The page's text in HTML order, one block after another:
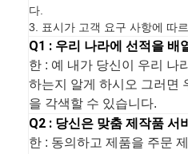
다.
3. 표시가 고객 요구 사항에 따
Q1 : 우리 나라에 선적을 배
한 : 예 내가 당신이 우리 나
하는지 알게 하시오 그러면
을 각색할 수 있습니다.
Q2 : 당신은 맞춤 제작품 서
한 : 동의하고 제품을 주문